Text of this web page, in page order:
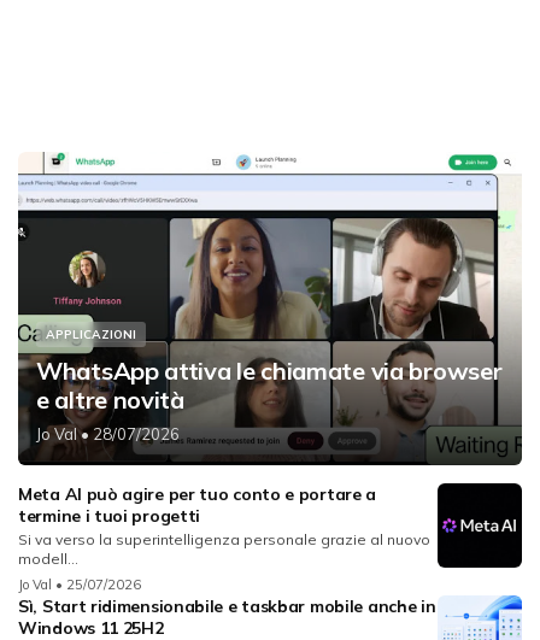
APPLICAZIONI
WhatsApp attiva le chiamate via browser
e altre novità
Jo Val• 28/07/2026
Meta AI può agire per tuo conto e portare a
termine i tuoi progetti
Si va verso la superintelligenza personale grazie al nuovo
modell...
Jo Val • 25/07/2026
Sì, Start ridimensionabile e taskbar mobile anche in
Windows 11 25H2